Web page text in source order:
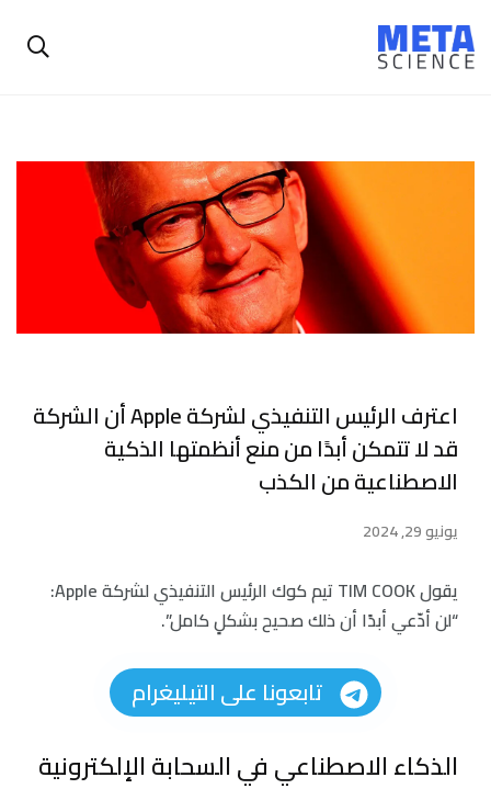
اعترف الرئيس التنفيذي لشركة Apple أن الشركة
قد لا تتمكن أبدًا من منع أنظمتها الذكية
الاصطناعية من الكذب
يونيو 29, 2024
يقول TIM COOK تيم كوك الرئيس التنفيذي لشركة Apple:
“لن أدّعي أبدًا أن ذلك صحيح بشكلٍ كامل”.
تابعونا على التيليغرام
الذكاء الاصطناعي في السحابة الإلكترونية